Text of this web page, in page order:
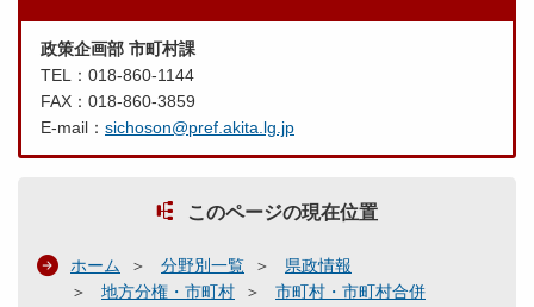
政策企画部 市町村課
TEL：018-860-1144
FAX：018-860-3859
E-mail： sichoson@pref.akita.lg.jp
このページの現在位置
ホーム 分野別一覧
県政情報
地方分権・市町村
市町村・市町村合併